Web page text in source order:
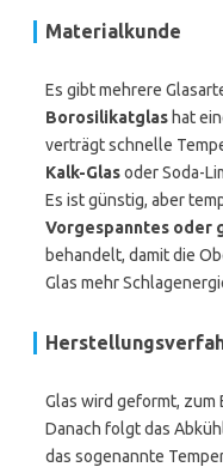
Materialkunde
Es gibt mehrere
Borosilikatglas hat
verträgt schnelle
Kalk-Glasoder Soda-
Es ist günstig, aber
Vorgespanntes oder
behandelt, damit die
Glas mehr
Glas wird geformt, zum
Danach folgt das
das sogenannte